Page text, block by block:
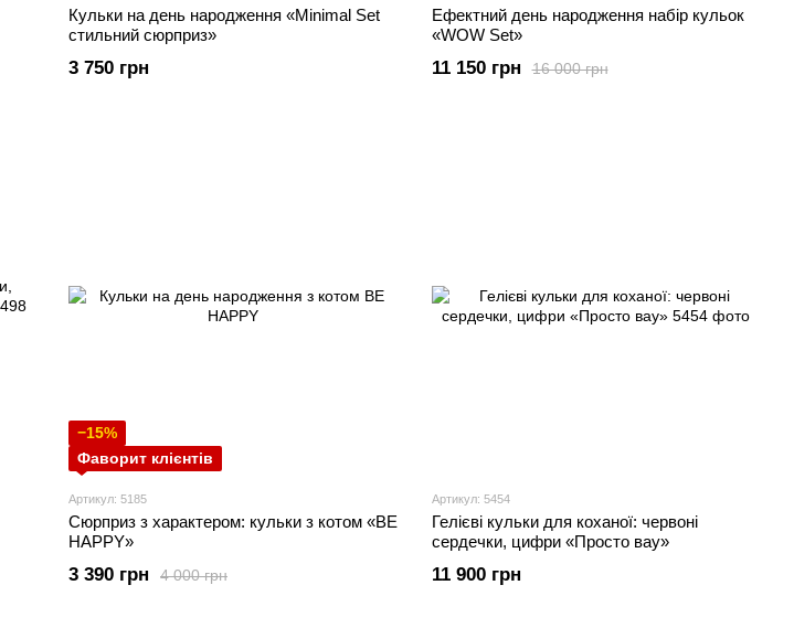
Кульки на день народження «Minimal Set
стильний сюрприз»
3 750 грн
Ефектний день народження набір кульок
«WOW Set»
16 000 грн
11 150 грн
−15%
Фаворит клієнтів
Артикул: 5185
Сюрприз з характером: кульки з котом «BE
HAPPY»
4 000 грн
3 390 грн
Артикул: 5454
Гелієві кульки для коханої: червоні
сердечки, цифри «Просто вау»
11 900 грн